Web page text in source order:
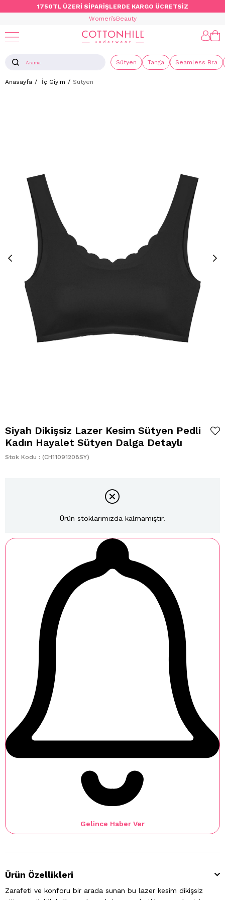
1750TL ÜZERİ SİPARİŞLERDE KARGO ÜCRETSİZ
Women’sBeauty
Sütyen Tanga Seamless Bra
Anasayfa İç Giyim Sütyen
Siyah Dikişsiz Lazer Kesim Sütyen Pedli
Kadın Hayalet Sütyen Dalga Detaylı
Stok Kodu (CH11091208SY)
Ürün stoklarımızda kalmamıştır.
Gelince Haber Ver
Ürün Özellikleri
Zarafeti ve konforu bir arada sunan bu lazer kesim dikişsiz